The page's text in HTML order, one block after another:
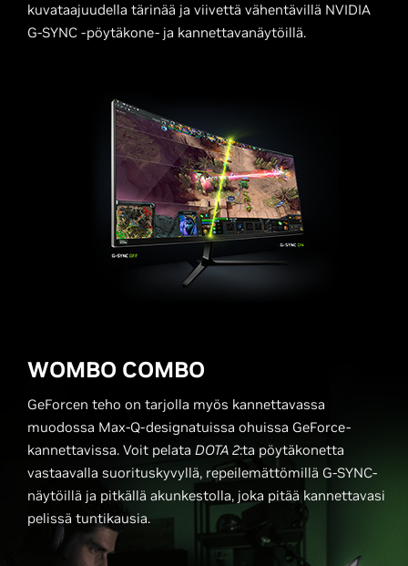
kuvataajuudella tärinää ja viivettä vähentävillä NVIDIA
G-SYNC -pöytäkone- ja kannettavanäytöillä.
WOMBO COMBO
GeForcen teho on tarjolla myös kannettavassa
muodossa Max-Q-designatuissa ohuissa GeForce-
kannettavissa. Voit pelata DOTA 2:ta pöytäkonetta
vastaavalla suorituskyvyllä, repeilemättömillä G-SYNC-
näytöillä ja pitkällä akunkestolla, joka pitää kannettavasi
pelissä tuntikausia.